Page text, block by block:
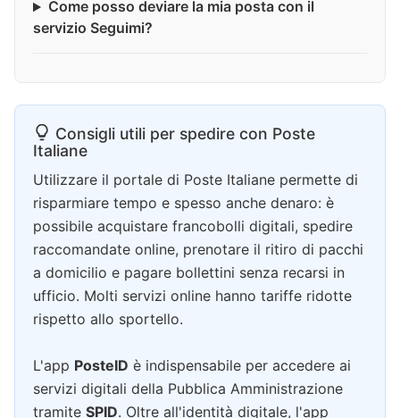
Come posso deviare la mia posta con il
servizio Seguimi?
Consigli utili per spedire con Poste
Italiane
Utilizzare il portale di Poste Italiane permette di
risparmiare tempo e spesso anche denaro: è
possibile acquistare francobolli digitali, spedire
raccomandate online, prenotare il ritiro di pacchi
a domicilio e pagare bollettini senza recarsi in
ufficio. Molti servizi online hanno tariffe ridotte
rispetto allo sportello.
L'app PosteID è indispensabile per accedere ai
servizi digitali della Pubblica Amministrazione
tramite SPID. Oltre all'identità digitale, l'app